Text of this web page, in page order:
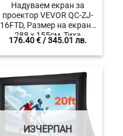
Надуваем екран за
проектор VEVOR QC-ZJ-
16FTD, Размер на екрана
288 x 155см, Тиха
надуваема система,
Формат 16:9
176.40€/ 345.01 лв.
ИЗЧЕРПАН